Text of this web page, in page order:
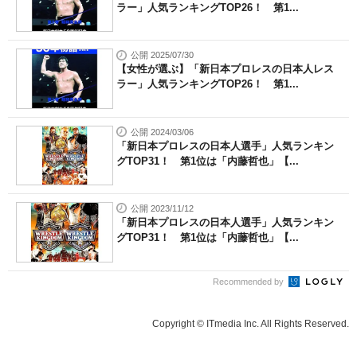
ラー」人気ランキングTOP26！ 第1...
公開 2025/07/30
【女性が選ぶ】「新日本プロレスの日本人レス
ラー」人気ランキングTOP26！ 第1...
公開 2024/03/06
「新日本プロレスの日本人選手」人気ランキン
グTOP31！ 第1位は「内藤哲也」【...
公開 2023/11/12
「新日本プロレスの日本人選手」人気ランキン
グTOP31！ 第1位は「内藤哲也」【...
Recommended by
Copyright © ITmedia Inc. All Rights Reserved.